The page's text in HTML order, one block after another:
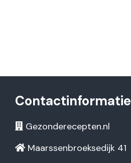
Contactinformatie
Gezonderecepten.nl
Maarssenbroeksedijk 41